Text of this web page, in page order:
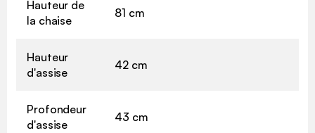
Hauteur de
la chaise
81 cm
Hauteur
d'assise
42 cm
Profondeur
d'assise
43 cm